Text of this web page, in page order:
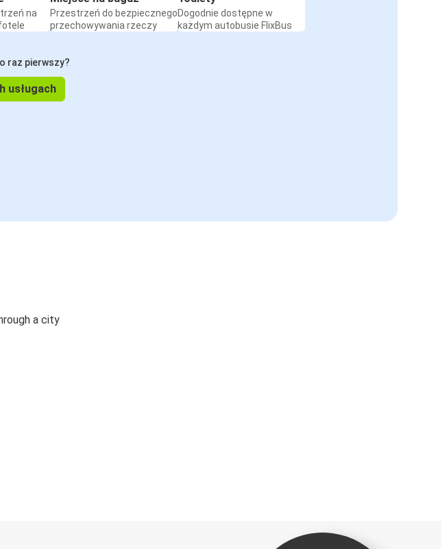
na
Przestrzeń do bezpiecznego
przechowywania rzeczy
Dogodnie dostępne w
każdym autobusie FlixBus
raz pierwszy?
usługach